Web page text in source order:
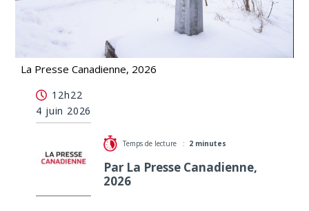
La Presse Canadienne, 2026
sa famille à passer la frontière
12h22
4 juin 2026
Temps de lecture : 2 minutes
Par La Presse Canadienne,
2026